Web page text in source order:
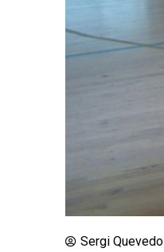
Sergi Quevedo